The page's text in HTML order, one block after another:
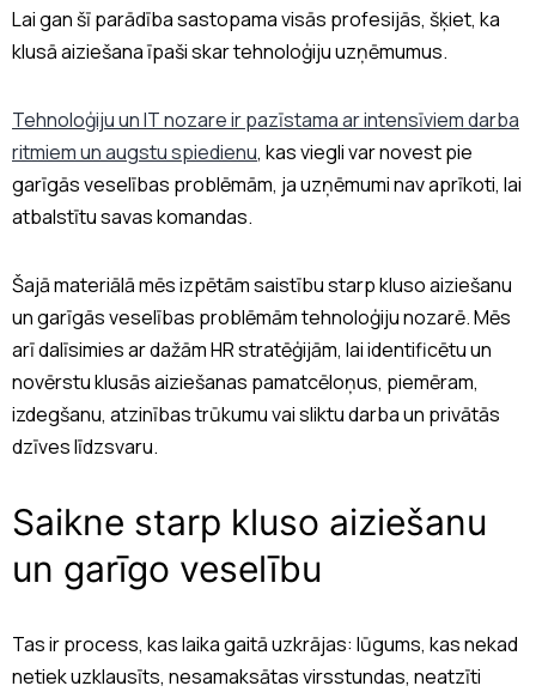
Lai gan šī parādība sastopama visās profesijās, šķiet, ka
klusā aiziešana īpaši skar tehnoloģiju uzņēmumus.
Tehnoloģiju un IT nozare ir pazīstama ar intensīviem darba
ritmiem un augstu spiedienu, kas viegli var novest pie
garīgās veselības problēmām, ja uzņēmumi nav aprīkoti, lai
atbalstītu savas komandas.
Šajā materiālā mēs izpētām saistību starp kluso aiziešanu
un garīgās veselības problēmām tehnoloģiju nozarē. Mēs
arī dalīsimies ar dažām HR stratēģijām, lai identificētu un
novērstu klusās aiziešanas pamatcēloņus, piemēram,
izdegšanu, atzinības trūkumu vai sliktu darba un privātās
dzīves līdzsvaru.
Saikne starp kluso aiziešanu
un garīgo veselību
Tas ir process, kas laika gaitā uzkrājas: lūgums, kas nekad
netiek uzklausīts, nesamaksātas virsstundas, neatzīti